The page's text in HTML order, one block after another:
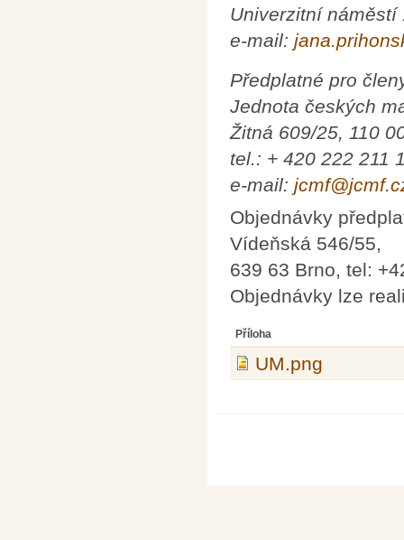
Univerzitní náměstí
e-mail:
Předplatné pro
Jednota českých
Žitná 609/25, 110
tel.: + 420 222 211
e-mail:
Objednávky
Vídeňská 546/55,
639 63 Brno, tel:
Objednávky lze
Příloha
UM.png